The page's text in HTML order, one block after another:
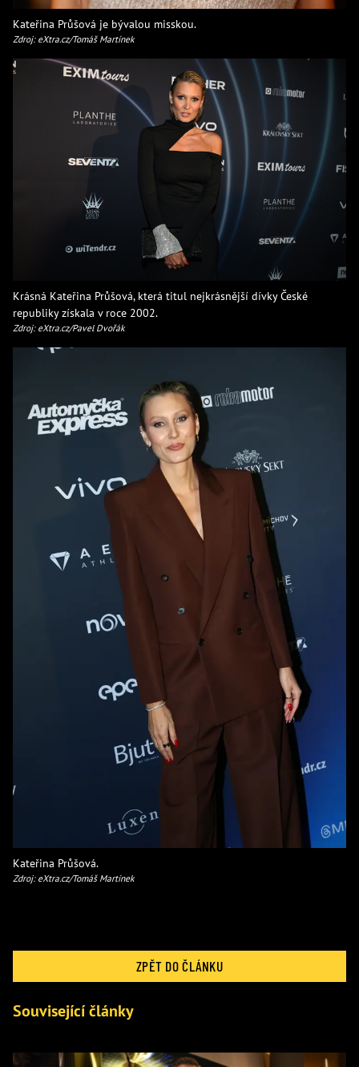
Kateřina Průšová je bývalou misskou.
Zdroj: eXtra.cz/Tomáš Martínek
Krásná Kateřina Průšová, která titul nejkrásnější dívky České
republiky získala v roce 2002.
Zdroj: eXtra.cz/Pavel Dvořák
Kateřina Průšová.
Zdroj: eXtra.cz/Tomáš Martínek
ZPĚT DO ČLÁNKU
Související články